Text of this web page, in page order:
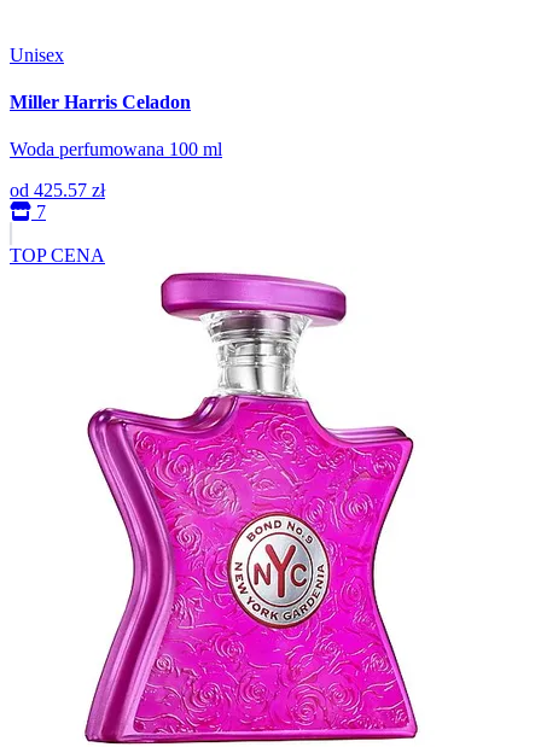
Unisex
Miller Harris Celadon
Woda perfumowana 100 ml
od 425.57 zł
7
TOP CENA